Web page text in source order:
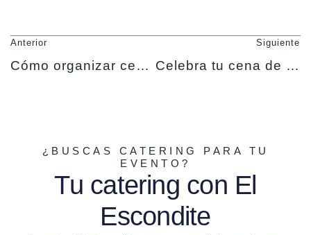
Anterior
Cómo organizar cenas con amigos y triunfar con el catering
Siguiente
Celebra tu cena de empresa con catering
¿BUSCAS CATERING PARA TU
EVENTO?
Tu catering con El
Escondite